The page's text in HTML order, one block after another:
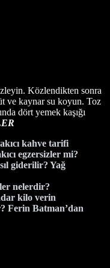
Közlendikten sonra
ve kaynar su koyun. Toz
dört yemek kaşığı
kahve tarifi
egzersizler mi?
giderilir? Yağ
nelerdir?
kilo verin
Ferin Batman’dan